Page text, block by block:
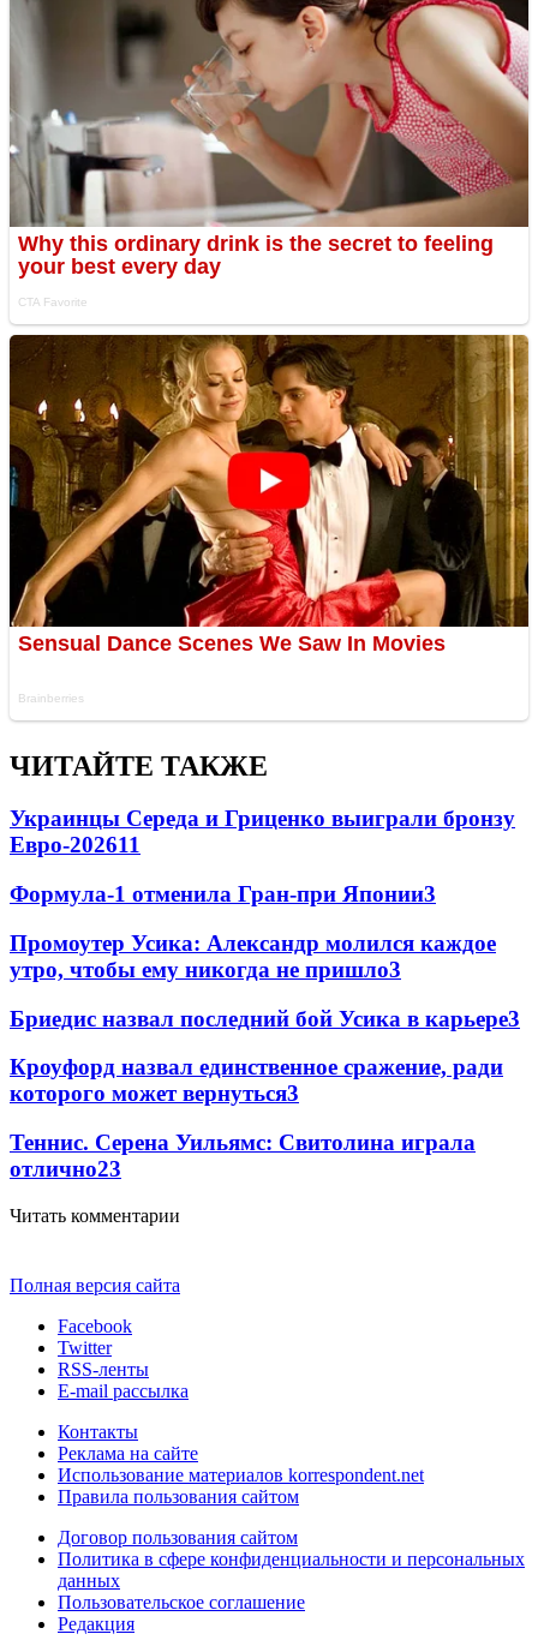
ЧИТАЙТЕ ТАКЖЕ
Украинцы Середа и Гриценко выиграли бронзу
Евро-202611
Формула-1 отменила Гран-при Японии3
Промоутер Усика: Александр молился каждое
утро, чтобы ему никогда не пришло3
Бриедис назвал последний бой Усика в карьере3
Кроуфорд назвал единственное сражение, ради
которого может вернуться3
Теннис. Серена Уильямс: Свитолина играла
отлично23
Читать комментарии
Полная версия сайта
Facebook
Twitter
RSS-ленты
E-mail рассылка
Контакты
Реклама на сайте
Использование материалов korrespondent.net
Правила пользования сайтом
Договор пользования сайтом
Политика в сфере конфиденциальности и персональных
данных
Пользовательское соглашение
Редакция